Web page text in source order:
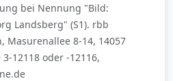
bei Nennung "Bild:
Landsberg" (S1). rbb
Masurenallee 8-14, 14057
12118 oder -12116,